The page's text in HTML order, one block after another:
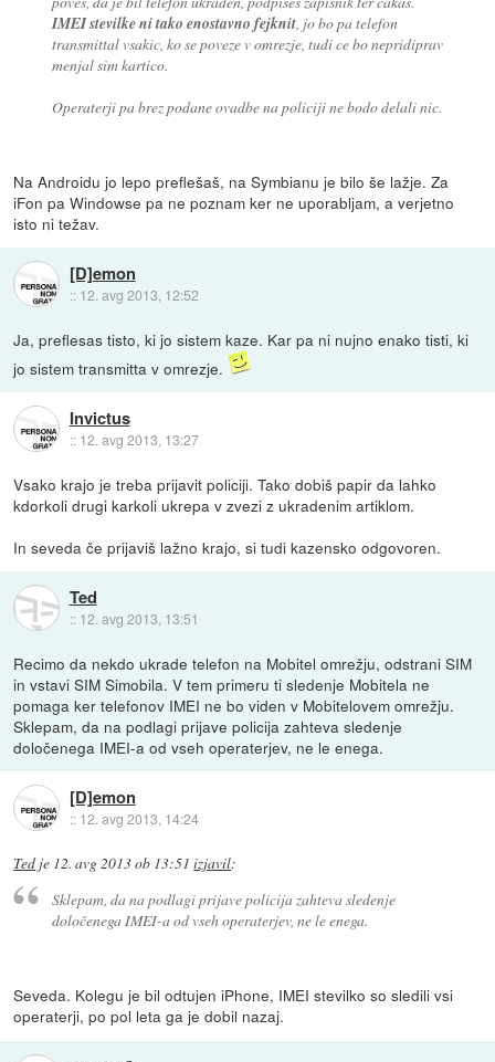
IMEI stevilke ni tako enostavno fejknit, jo bo pa telefon
transmittal vsakic, ko se poveze v omrezje, tudi ce bo nepridiprav
menjal sim kartico.
Operaterji pa brez podane ovadbe na policiji ne bodo delali nic.
Na Androidu jo lepo preflešaš, na Symbianu je bilo še lažje. Za
iFon pa Windowse pa ne poznam ker ne uporabljam, a verjetno
isto ni težav.
[D]emon
:: 12. avg 2013, 12:52
Ja, preflesas tisto, ki jo sistem kaze. Kar pa ni nujno enako tisti, ki
jo sistem transmitta v omrezje.
Invictus
:: 12. avg 2013, 13:27
Vsako krajo je treba prijavit policiji. Tako dobiš papir da lahko
kdorkoli drugi karkoli ukrepa v zvezi z ukradenim artiklom.
In seveda če prijaviš lažno krajo, si tudi kazensko odgovoren.
Ted
:: 12. avg 2013, 13:51
Recimo da nekdo ukrade telefon na Mobitel omrežju, odstrani SIM
in vstavi SIM Simobila. V tem primeru ti sledenje Mobitela ne
pomaga ker telefonov IMEI ne bo viden v Mobitelovem omrežju.
Sklepam, da na podlagi prijave policija zahteva sledenje
določenega IMEI-a od vseh operaterjev, ne le enega.
[D]emon
:: 12. avg 2013, 14:24
Ted je 12. avg 2013 ob 13:51 izjavil:
Sklepam, da na podlagi prijave policija zahteva sledenje
določenega IMEI-a od vseh operaterjev, ne le enega.
Seveda. Kolegu je bil odtujen iPhone, IMEI stevilko so sledili vsi
operaterji, po pol leta ga je dobil nazaj.